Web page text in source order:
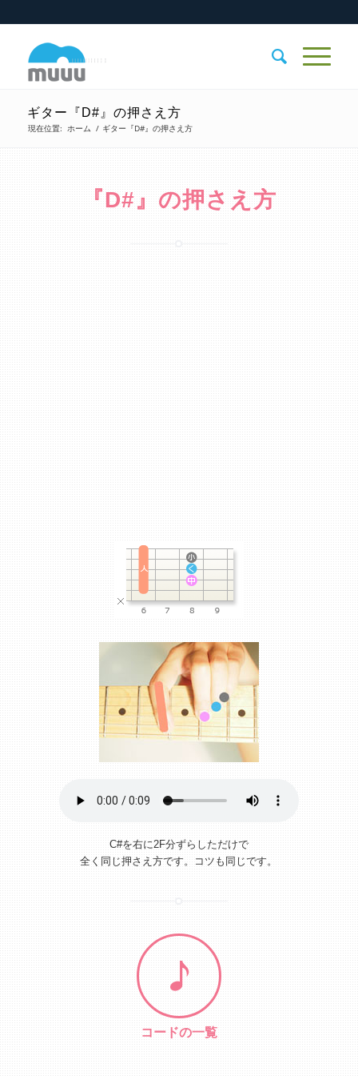
ギター『D#』の押さえ方
現在位置: ホーム / ギター『D#』の押さえ方
『D#』の押さえ方
C#を右に2F分ずらしただけで
全く同じ押さえ方です。コツも同じです。
コードの一覧